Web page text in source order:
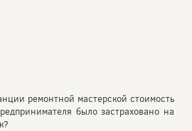
ремонтной мастерской стоимость
было застраховано на